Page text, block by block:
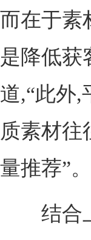
而在于素
是降低获
道,“此外,
质素材往
量推荐”。
结合上